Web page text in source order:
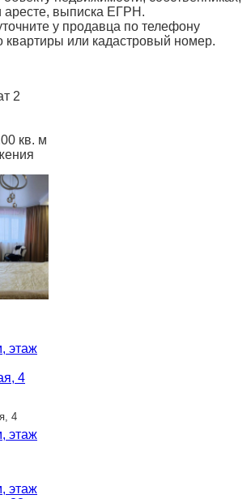
аресте, выписка ЕГРН.
у продавца по телефону
квартиры или кадастровый номер.
2
кв. м
4